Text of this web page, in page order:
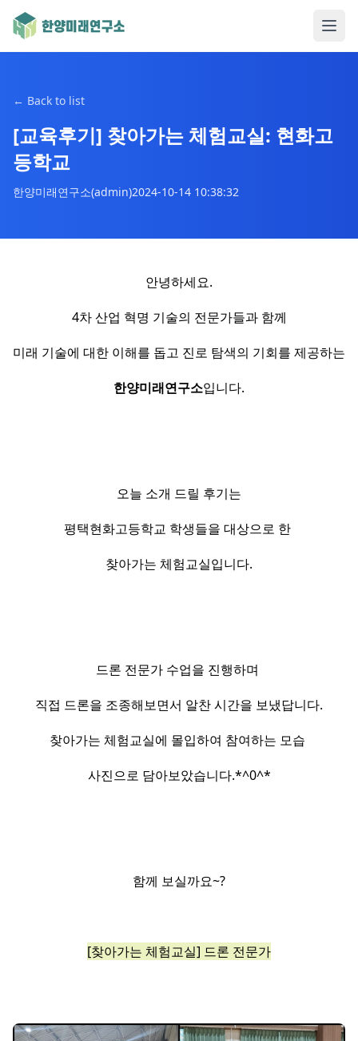
← Back to list
[교육후기] 찾아가는 체험교실: 현화고
등학교
한양미래연구소(admin)2024-10-14 10:38:32
안녕하세요.
4차 산업 혁명 기술의 전문가들과 함께
미래 기술에 대한 이해를 돕고 진로 탐색의 기회를 제공하는
한양미래연구소입니다.
오늘 소개 드릴 후기는
평택현화고등학교 학생들을 대상으로 한
찾아가는 체험교실입니다.
드론 전문가 수업을 진행하며
직접 드론을 조종해보면서 알찬 시간을 보냈답니다.
찾아가는 체험교실에 몰입하여 참여하는 모습
사진으로 담아보았습니다.​*^0^*​
함께 보실까요~?​
[찾아가는 체험교실] 드론 전문가